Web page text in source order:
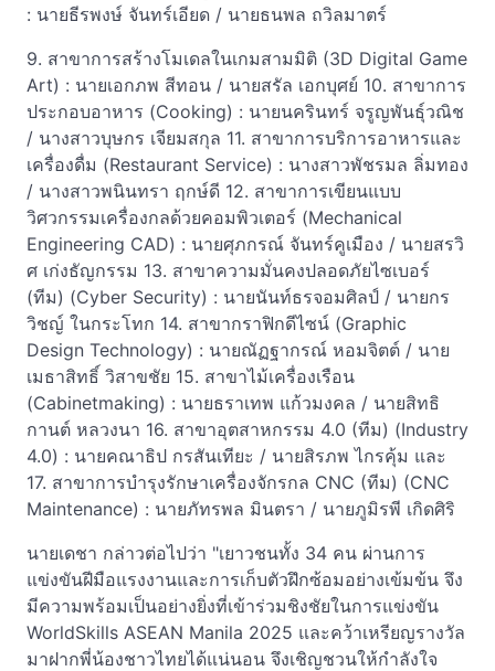
: นายธีรพงษ์ จันทร์เอียด / นายธนพล ถวิลมาตร์
9. สาขาการสร้างโมเดลในเกมสามมิติ (3D Digital Game
Art) : นายเอกภพ สีทอน / นายสรัล เอกบุศย์ 10. สาขาการ
ประกอบอาหาร (Cooking) : นายนครินทร์ จรูญพันธุ์วณิช
/ นางสาวบุษกร เจียมสกุล 11. สาขาการบริการอาหารและ
เครื่องดื่ม (Restaurant Service) : นางสาวพัชรมล ลิ่มทอง
/ นางสาวพนินทรา ฤกษ์ดี 12. สาขาการเขียนแบบ
วิศวกรรมเครื่องกลด้วยคอมพิวเตอร์ (Mechanical
Engineering CAD) : นายศุภกรณ์ จันทร์คูเมือง / นายสรวิ
ศ เก่งธัญกรรม 13. สาขาความมั่นคงปลอดภัยไซเบอร์
(ทีม) (Cyber Security) : นายนันท์ธรจอมศิลป์ / นายกร
วิชญ์ ในกระโทก 14. สาขากราฟิกดีไซน์ (Graphic
Design Technology) : นายณัฏฐากรณ์ หอมจิตต์ / นาย
เมธาสิทธิ์ วิสาขชัย 15. สาขาไม้เครื่องเรือน
(Cabinetmaking) : นายธราเทพ แก้วมงคล / นายสิทธิ
กานต์ หลวงนา 16. สาขาอุตสาหกรรม 4.0 (ทีม) (Industry
4.0) : นายคณาธิป กรสันเทียะ / นายสิรภพ ไกรคุ้ม และ
17. สาขาการบำรุงรักษาเครื่องจักรกล CNC (ทีม) (CNC
Maintenance) : นายภัทรพล มินตรา / นายภูมิรพี เกิดศิริ
นายเดชา กล่าวต่อไปว่า "เยาวชนทั้ง 34 คน ผ่านการ
แข่งขันฝีมือแรงงานและการเก็บตัวฝึกซ้อมอย่างเข้มข้น จึง
มีความพร้อมเป็นอย่างยิ่งที่เข้าร่วมชิงชัยในการแข่งขัน
WorldSkills ASEAN Manila 2025 และคว้าเหรียญรางวัล
มาฝากพี่น้องชาวไทยได้แน่นอน จึงเชิญชวนให้กำลังใจ